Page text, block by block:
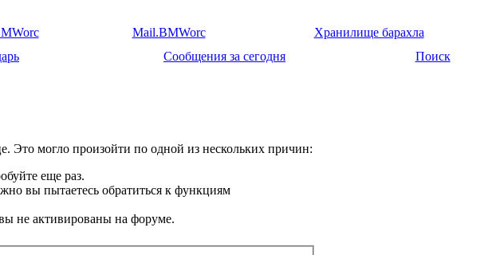
Mail.BMWorc
Хранилище барахла
Сообщения за сегодня Поиск
Это могло произойти по одной из нескольких причин:
еще раз.
вы пытаетесь обратиться к функциям
не активированы на форуме.